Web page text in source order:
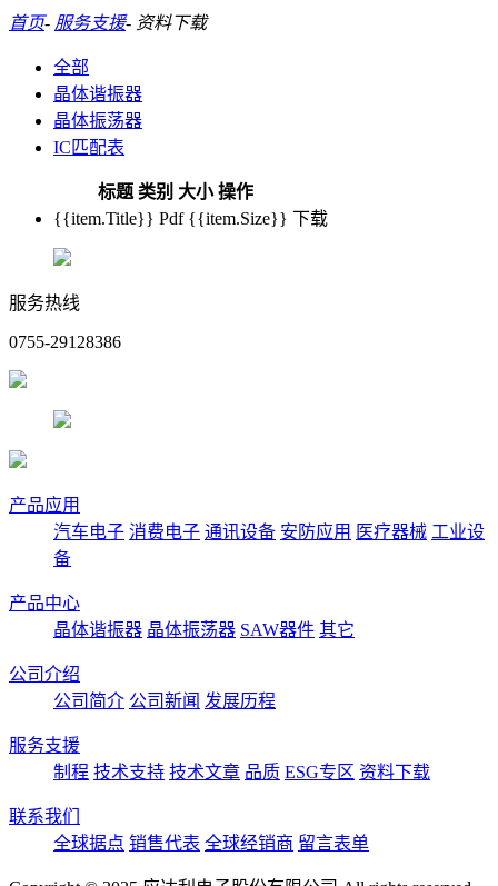
首页- 服务支援- 资料下载
全部
晶体谐振器
晶体振荡器
IC匹配表
标题 类别 大小 操作
{{item.Title}} Pdf {{item.Size}} 下载
服务热线
0755-29128386
产品应用
汽车电子 消费电子 通讯设备 安防应用 医疗器械 工业设
备
产品中心
晶体谐振器 晶体振荡器 SAW器件 其它
公司介绍
公司简介 公司新闻 发展历程
服务支援
制程 技术支持 技术文章 品质 ESG专区 资料下载
联系我们
全球据点 销售代表 全球经销商 留言表单